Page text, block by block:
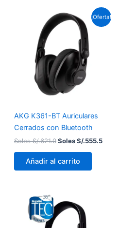
¡Oferta!
AKG K361-BT Auriculares
Cerrados con Bluetooth
Soles S/.621.0
El
precio
original
Soles
S/.621.0.
Soles S/.555.5
El
Añadir al carrito